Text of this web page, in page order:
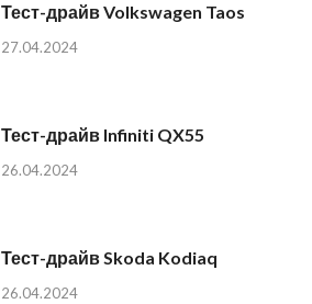
Тест-драйв Volkswagen Taos
27.04.2024
Тест-драйв Infiniti QX55
26.04.2024
Тест-драйв Skoda Kodiaq
26.04.2024